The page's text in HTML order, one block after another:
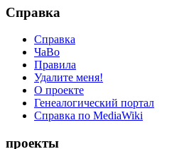
Справка
Справка
ЧаВо
Правила
Удалите меня!
О проекте
Генеалогический портал
Справка по MediaWiki
проекты